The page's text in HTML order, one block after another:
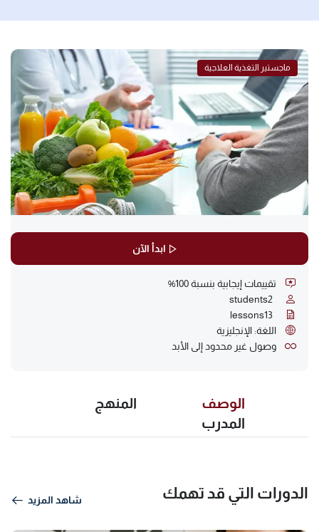
الوصف
المنهج
المدرب
ماجستير التغذية العلاجية
ابدأ الآن
تقييمات إيجابية بنسبة 100%
2
students
13
lessons
اللغة: الإنجليزية
وصول غير محدود إلى الأبد
الدورات التي قد تهمك شاهد المزيد